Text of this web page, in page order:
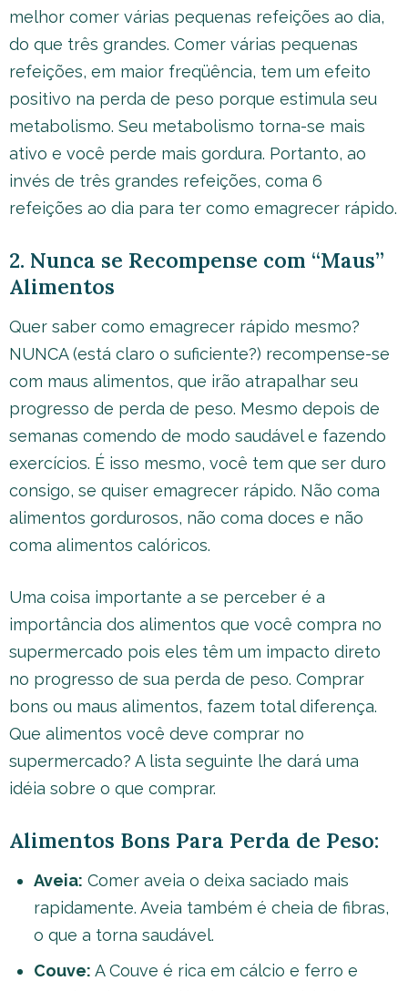
melhor comer várias pequenas refeições ao dia,
do que três grandes. Comer várias pequenas
refeições, em maior freqüência, tem um efeito
positivo na perda de peso porque estimula seu
metabolismo. Seu metabolismo torna-se mais
ativo e você perde mais gordura. Portanto, ao
invés de três grandes refeições, coma 6
refeições ao dia para ter como emagrecer rápido.
2. Nunca se Recompense com “Maus”
Alimentos
Quer saber como emagrecer rápido mesmo?
NUNCA (está claro o suficiente?) recompense-se
com maus alimentos, que irão atrapalhar seu
progresso de perda de peso. Mesmo depois de
semanas comendo de modo saudável e fazendo
exercícios. É isso mesmo, você tem que ser duro
consigo, se quiser emagrecer rápido. Não coma
alimentos gordurosos, não coma doces e não
coma alimentos calóricos.
Uma coisa importante a se perceber é a
importância dos alimentos que você compra no
supermercado pois eles têm um impacto direto
no progresso de sua perda de peso. Comprar
bons ou maus alimentos, fazem total diferença.
Que alimentos você deve comprar no
supermercado? A lista seguinte lhe dará uma
idéia sobre o que comprar.
Alimentos Bons Para Perda de Peso:
Aveia: Comer aveia o deixa saciado mais
rapidamente. Aveia também é cheia de fibras,
o que a torna saudável.
Couve: A Couve é rica em cálcio e ferro e